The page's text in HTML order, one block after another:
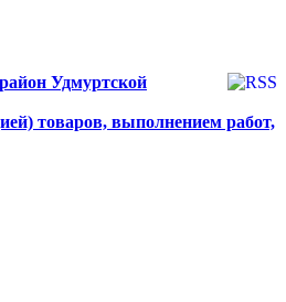
Удмуртской
товаров, выполнением работ,